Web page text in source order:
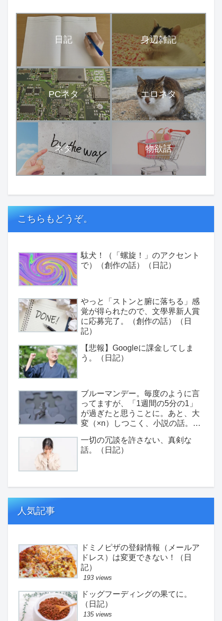
日記 身辺雑記
PCネタ エロネタ
ネタ 物欲話
こちらもどうぞ。
駄犬！（「螺旋！」のアクセント
で）（創作の話）（日記）
やっと「ストンと腑に落ちる」感
覚が得られたので、文學界新人賞
に応募完了。（創作の話）（日
記）
【悲報】Googleに課金してしま
う。（日記）
ブルーマンデー。毎度のように言
ってますが、「1週間の5分の1」
が過ぎたと思うことに。あと、大
変（×n）しつこく、小説の話。
一切の冗談を許さない、真剣な
話。（日記）
人気記事
ドミノピザの登録情報（メールア
ドレス）は変更できない！（日
記）
193 views
ドッグフーディングの果てに。
（日記）
135 views